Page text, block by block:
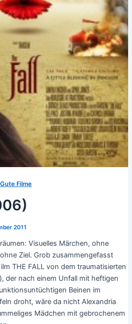
Gute Filme
2011
Visuelles Märchen, ohne
Ziel. Grob zusammengefasst
THE FALL von dem traumatisierten
der nach einem Unfall mit heftigen
Beinen im
droht, wäre da nicht Alexandria
Mädchen mit gebrochenem